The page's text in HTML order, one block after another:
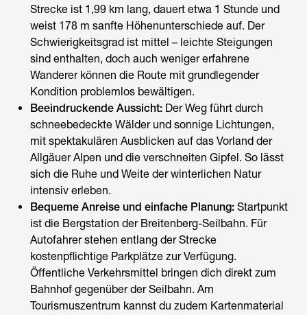
Strecke ist 1,99 km lang, dauert etwa 1 Stunde und
weist 178 m sanfte Höhenunterschiede auf. Der
Schwierigkeitsgrad ist mittel – leichte Steigungen
sind enthalten, doch auch weniger erfahrene
Wanderer können die Route mit grundlegender
Kondition problemlos bewältigen.
Beeindruckende Aussicht: Der Weg führt durch
schneebedeckte Wälder und sonnige Lichtungen,
mit spektakulären Ausblicken auf das Vorland der
Allgäuer Alpen und die verschneiten Gipfel. So lässt
sich die Ruhe und Weite der winterlichen Natur
intensiv erleben.
Bequeme Anreise und einfache Planung: Startpunkt
ist die Bergstation der Breitenberg-Seilbahn. Für
Autofahrer stehen entlang der Strecke
kostenpflichtige Parkplätze zur Verfügung.
Öffentliche Verkehrsmittel bringen dich direkt zum
Bahnhof gegenüber der Seilbahn. Am
Tourismuszentrum kannst du zudem Kartenmaterial